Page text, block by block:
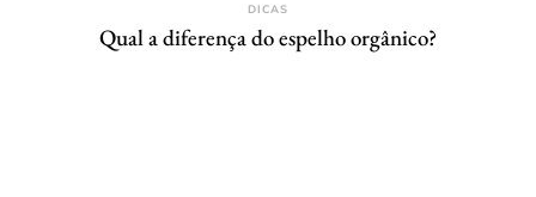
DICAS
Qual a diferença do espelho orgânico?